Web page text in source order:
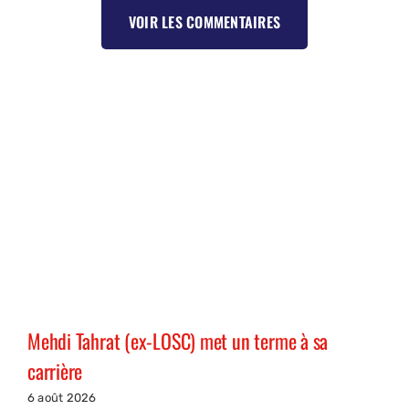
VOIR LES COMMENTAIRES
Mehdi Tahrat (ex-LOSC) met un terme à sa
carrière
6 août 2026